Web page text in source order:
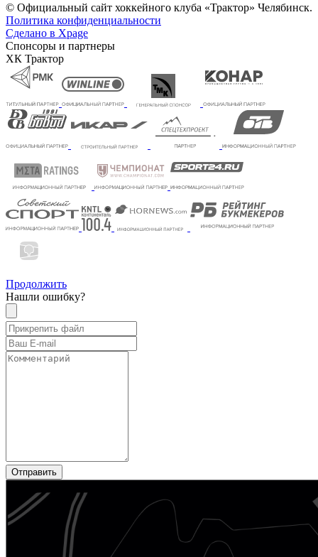
© Официальный сайт хоккейного клуба «Трактор» Челябинск.
Политика конфиденциальности
Сделано в Xpage
Спонсоры и партнеры
ХК Трактор
Продолжить
Нашли ошибку?